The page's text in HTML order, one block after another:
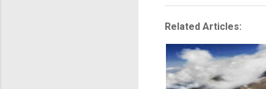
Related Articles: